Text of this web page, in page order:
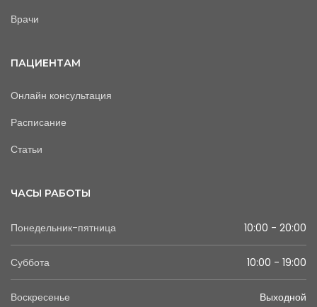
Врачи
ПАЦИЕНТАМ
Онлайн консультация
Расписание
Статьи
ЧАСЫ РАБОТЫ
Понедельник-пятница 10:00 - 20:00
Суббота 10:00 - 19:00
Воскресенье Выходной